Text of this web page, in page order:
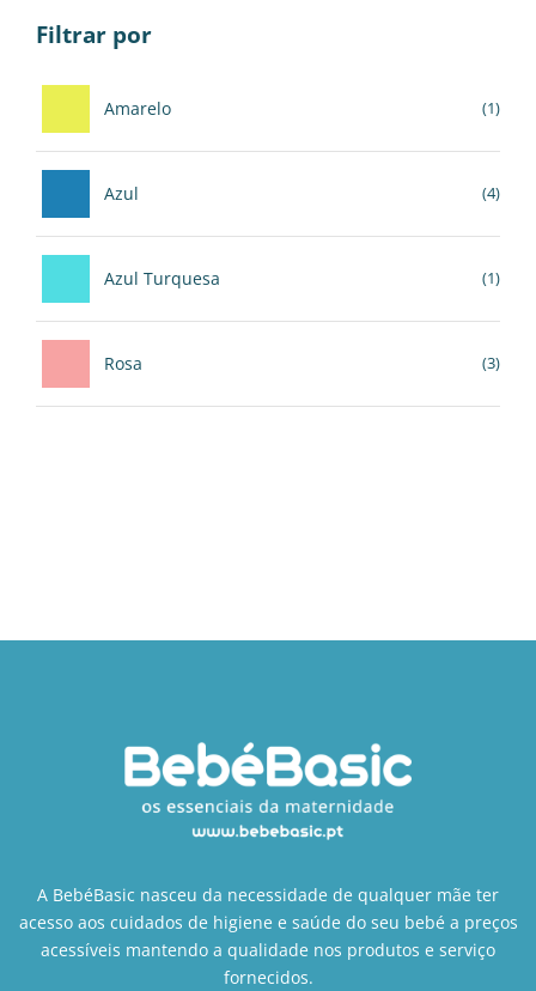
Filtrar por
Amarelo (1)
Azul (4)
Azul Turquesa (1)
Rosa (3)
A BebéBasic nasceu da necessidade de qualquer mãe ter
acesso aos cuidados de higiene e saúde do seu bebé a preços
acessíveis mantendo a qualidade nos produtos e serviço
fornecidos.